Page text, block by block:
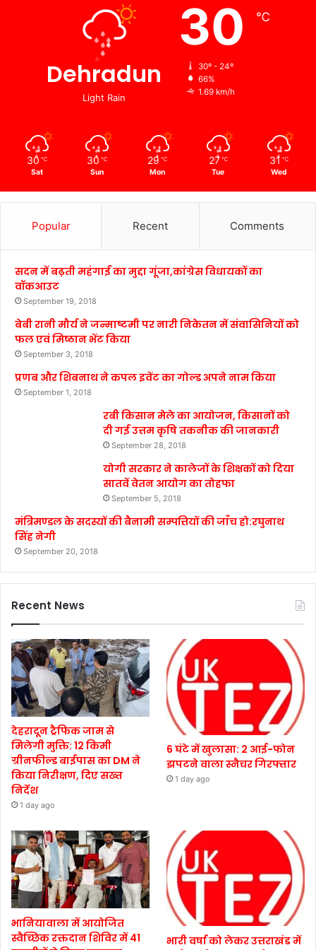
Dehradun
Light Rain
30 ℃
30º - 24º
66%
1.69 km/h
30 ℃
Sat
30 ℃
Sun
29 ℃
Mon
27 ℃
Tue
31 ℃
Wed
Popular Recent Comments
सदन में बढ़ती महंगाई का मुद्दा गूंजा,कांग्रेस विधायकों का
वॉकआउट
September 19, 2018
बेबी रानी मौर्य ने जन्माष्टमी पर नारी निकेतन में संवासिनियों को
फल एवं मिष्ठान भेंट किया
September 3, 2018
प्रणब और शिबनाथ ने कपल इवेंट का गोल्ड अपने नाम किया
September 1, 2018
रबी किसान मेले का आयोजन, किसानों को
दी गई उत्तम कृषि तकनीक की जानकारी
September 28, 2018
योगी सरकार ने कालेजों के शिक्षकों को दिया
सातवें वेतन आयोग का तोहफा
September 5, 2018
मंत्रिमण्डल के सदस्यों की बैनामी सम्पत्तियों की जाँच हो:रघुनाथ
सिंह नेगी
September 20, 2018
Recent News
देहरादून ट्रैफिक जाम से
मिलेगी मुक्ति: 12 किमी
ग्रीनफील्ड बाईपास का DM ने
किया निरीक्षण, दिए सख्त
निर्देश
1 day ago
6 घंटे में खुलासा: 2 आई-फोन
झपटने वाला स्नैचर गिरफ्तार
1 day ago
भानियावाला में आयोजित
स्वैच्छिक रक्तदान शिविर में 41
भारी वर्षा को लेकर उत्तराखंड में